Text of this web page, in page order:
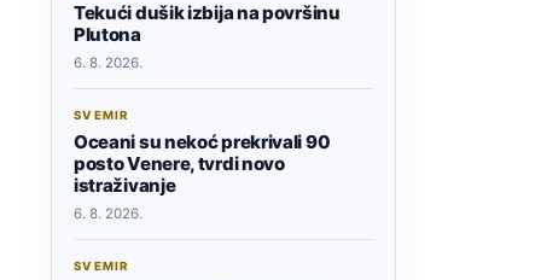
Tekući dušik izbija na površinu
Plutona
6. 8. 2026.
SVEMIR
Oceani su nekoć prekrivali 90
posto Venere, tvrdi novo
istraživanje
6. 8. 2026.
SVEMIR